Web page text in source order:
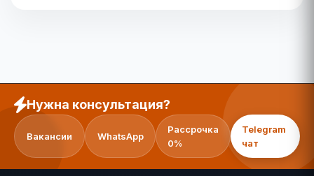
Нужна консультация?
Вакансии WhatsApp
Рассрочка
0%
Telegram
чат